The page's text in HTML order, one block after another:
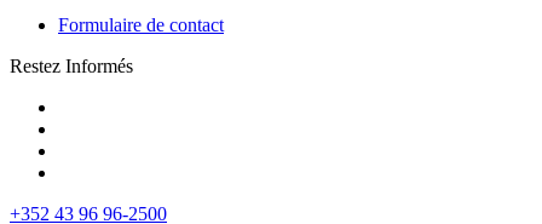
Formulaire de contact
Restez Informés
+352 43 96 96-2500